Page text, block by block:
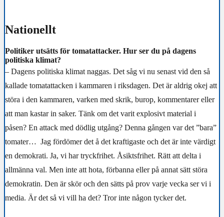
Nationellt
Politiker utsätts för tomatattacker. Hur ser du på dagens
politiska klimat?
– Dagens politiska klimat naggas. Det såg vi nu senast vid den så
kallade tomatattacken i kammaren i riksdagen. Det är aldrig okej att
störa i den kammaren, varken med skrik, burop, kommentarer eller
att man kastar in saker. Tänk om det varit explosivt material i
påsen? En attack med dödlig utgång? Denna gången var det ”bara”
tomater… Jag fördömer det å det kraftigaste och det är inte värdigt
en demokrati. Ja, vi har tryckfrihet. Åsiktsfrihet. Rätt att delta i
allmänna val. Men inte att hota, förbanna eller på annat sätt störa
demokratin. Den är skör och den sätts på prov varje vecka ser vi i
media. Är det så vi vill ha det? Tror inte någon tycker det.